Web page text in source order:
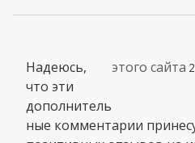
этого сайта
Надеюсь,
что эти
дополнитель
ные комментарии